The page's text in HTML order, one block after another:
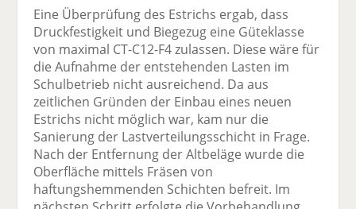
Eine Überprüfung des Estrichs ergab, dass
Druckfestigkeit und Biegezug eine Güteklasse
von maximal CT-C12-F4 zulassen. Diese wäre für
die Aufnahme der entstehenden Lasten im
Schulbetrieb nicht ausreichend. Da aus
zeitlichen Gründen der Einbau eines neuen
Estrichs nicht möglich war, kam nur die
Sanierung der Lastverteilungsschicht in Frage.
Nach der Entfernung der Altbeläge wurde die
Oberfläche mittels Fräsen von
haftungshemmenden Schichten befreit. Im